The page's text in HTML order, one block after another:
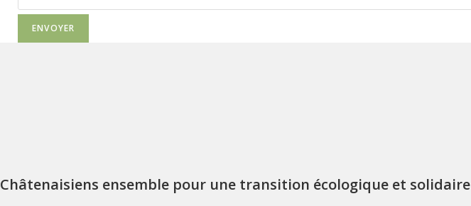
ENVOYER
Châtenaisiens ensemble pour une transition écologique et solidaire